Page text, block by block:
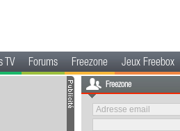
TV Forums Freezone Jeux Freebox
Freezone